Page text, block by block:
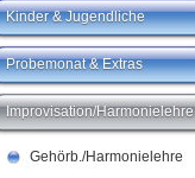
Kinder & Jugendliche
Probemonat & Extras
Improvisation/Harmonielehre
Gehörb./Harmonielehre